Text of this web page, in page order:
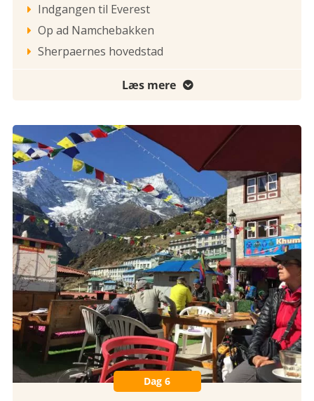
 Indgangen til Everest
 Op ad Namchebakken
 Sherpaernes hovedstad
Læs mere 
Dag 6